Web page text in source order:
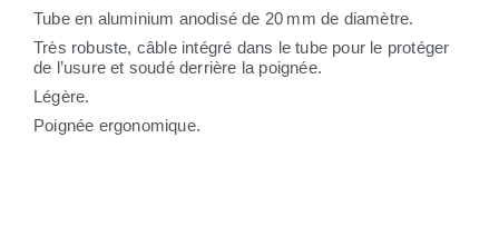
Tube en aluminium anodisé de 20 mm de diamètre.
Très robuste, câble intégré dans le tube pour le protéger
de l’usure et soudé derrière la poignée.
Légère.
Poignée ergonomique.